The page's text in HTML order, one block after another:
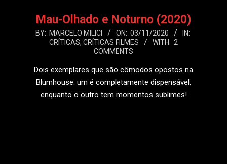
Mau-Olhado e Noturno (2020)
2020-
BY: MARCELO MILICI ON: 03/11/2020
IN:
CRÍTICAS, CRÍTICAS FILMES WITH: 2
COMMENTS
Dois exemplares que são cômodos opostos na
Blumhouse: um é completamente dispensável,
enquanto o outro tem momentos sublimes!